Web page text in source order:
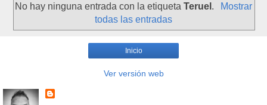
No hay ninguna entrada con la etiquetaTeruel .
Mostrar
todas las entradas
Inicio
Ver versión web